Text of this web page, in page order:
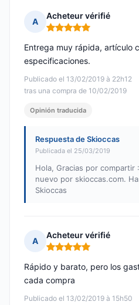
A
Acheteur vérifié
Nota: 5 de 5
Publicado el 13/02/2019 à 22h12
tras una compra de 10/02/2019
Entrega muy rápida, artículo
especificaciones.
Opinión traducida
Respuesta de Skioccas
Publicada el 25/03/2019
Hola, Gracias por compartir
nuevo por skioccas.com.
Skioccas
A
Acheteur vérifié
Nota: 5 de 5
Publicado el 13/02/2019 à 15h50
Rápido y barato, pero los
cada compra